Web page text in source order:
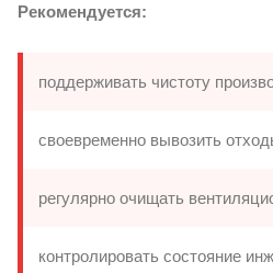
Рекомендуется:
поддерживать чистоту
своевременно вывозить
регулярно очищать
контролировать состояние